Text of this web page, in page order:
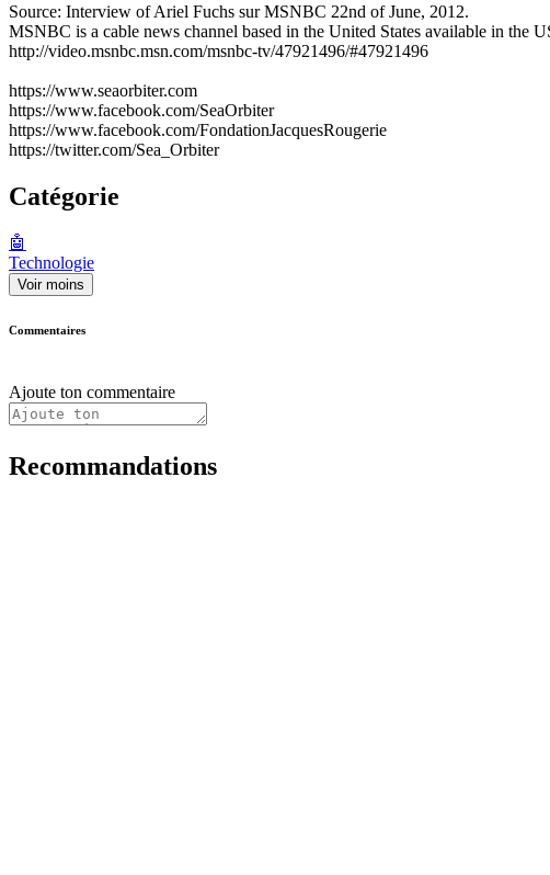
Source: Interview of Ariel Fuchs sur MSNBC 22nd of June, 2012.
MSNBC is a cable news channel based in the United States available in the
http://video.msnbc.msn.com/msnbc-tv/47921496/#47921496
https://www.seaorbiter.com
https://www.facebook.com/SeaOrbiter
https://www.facebook.com/FondationJacquesRougerie
https://twitter.com/Sea_Orbiter
Catégorie
🤖
Technologie
Voir moins
Commentaires
Ajoute ton commentaire
Recommandations